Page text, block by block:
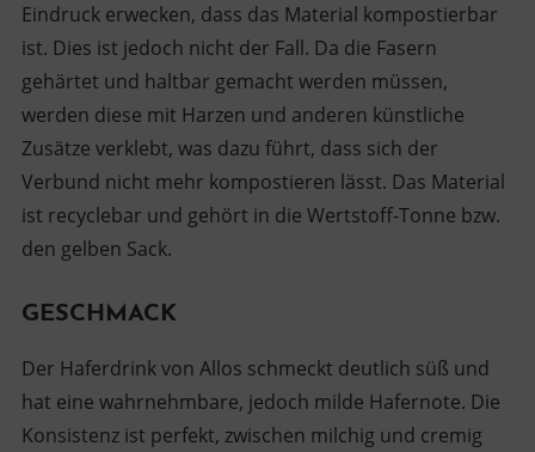
Eindruck erwecken, dass das Material kompostierbar
ist. Dies ist jedoch nicht der Fall. Da die Fasern
gehärtet und haltbar gemacht werden müssen,
werden diese mit Harzen und anderen künstliche
Zusätze verklebt, was dazu führt, dass sich der
Verbund nicht mehr kompostieren lässt. Das Material
ist recyclebar und gehört in die Wertstoff-Tonne bzw.
den gelben Sack.
GESCHMACK
Der Haferdrink von Allos schmeckt deutlich süß und
hat eine wahrnehmbare, jedoch milde Hafernote. Die
Konsistenz ist perfekt, zwischen milchig und cremig